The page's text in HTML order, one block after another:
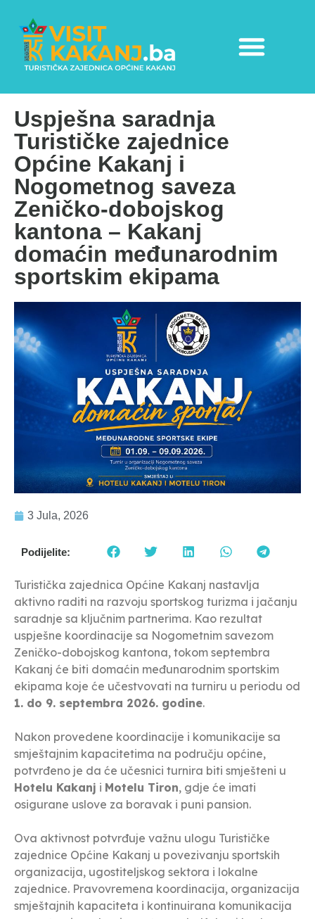
Uspješna saradnja
Turističke zajednice
Općine Kakanj i
Nogometnog saveza
Zeničko-dobojskog
kantona – Kakanj
domaćin međunarodnim
sportskim ekipama
3 Jula, 2026
Podijelite:
Turistička zajednica Općine Kakanj nastavlja
aktivno raditi na razvoju sportskog turizma i jačanju
saradnje sa ključnim partnerima. Kao rezultat
uspješne koordinacije sa Nogometnim savezom
Zeničko-dobojskog kantona, tokom septembra
Kakanj će biti domaćin međunarodnim sportskim
ekipama koje će učestvovati na turniru u periodu od
1. do 9. septembra 2026. godine.
Nakon provedene koordinacije i komunikacije sa
smještajnim kapacitetima na području općine,
potvrđeno je da će učesnici turnira biti smješteni u
Hotelu Kakanj i Motelu Tiron, gdje će imati
osigurane uslove za boravak i puni pansion.
Ova aktivnost potvrđuje važnu ulogu Turističke
zajednice Općine Kakanj u povezivanju sportskih
organizacija, ugostiteljskog sektora i lokalne
zajednice. Pravovremena koordinacija, organizacija
smještajnih kapaciteta i kontinuirana komunikacija